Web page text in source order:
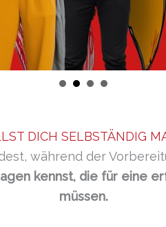
DICH SELBSTÄNDIG
während der
kennst, die für eine
müssen.